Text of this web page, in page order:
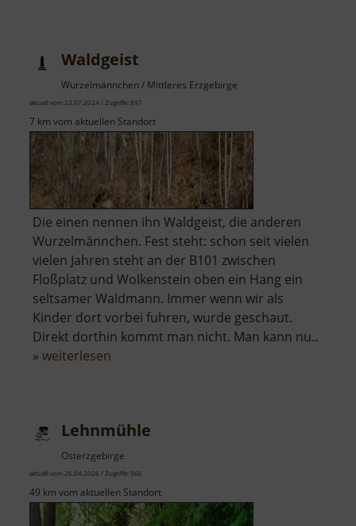
Waldgeist
Wurzelmännchen / Mittleres Erzgebirge
aktuell vom 23.07.2024 / Zugriffe: 897
7 km vom aktuellen Standort
Die einen nennen ihn Waldgeist, die anderen
Wurzelmännchen. Fest steht: schon seit vielen
vielen Jahren steht an der B101 zwischen
Floßplatz und Wolkenstein oben ein Hang ein
seltsamer Waldmann. Immer wenn wir als
Kinder dort vorbei fuhren, wurde geschaut.
Direkt dorthin kommt man nicht. Man kann nu..
» weiterlesen
Lehnmühle
Osterzgebirge
aktuell vom 26.04.2026 / Zugriffe: 966
49 km vom aktuellen Standort